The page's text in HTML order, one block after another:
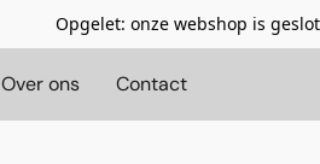
Opgelet: onze webshop is
Over ons Contact